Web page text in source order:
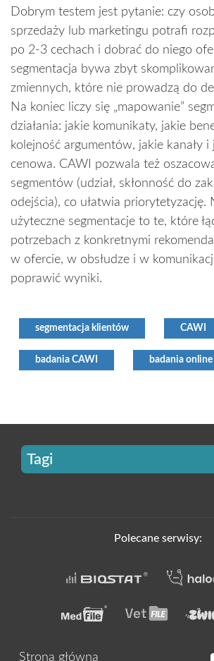
Dobrym testem jest pytanie: czy
sprzedaży lub marketingu potrafi
po 2-3 cechach i dobrać do niego
segmentacja bywa zbyt
zmiennych, które nie prowadzą do
Na koniec liczy się „mapowanie”
działania: jakie komunikaty, jakie
kolejność argumentów, jakie kanały
cenowa. CAWI pozwala też
segmentów (udział, skłonność do
odejścia), co ułatwia priorytetyzację.
użyteczne segmentacje to te, które
potrzebach z konkretnymi
w ofercie, w obsłudze i w
poprawić wyniki.
segmentacja klientów CAWI
badania CAWI badania online
Tagi
Polecane serwisy:
Strona główna